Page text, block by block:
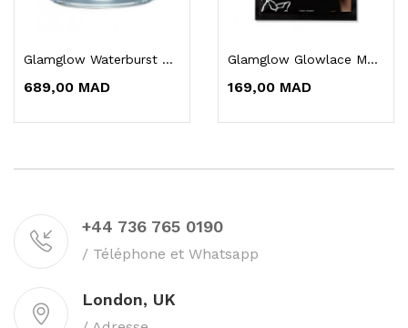
Glamglow Waterburst Soin Hydratant & Eclat 50 Ml
689,00 MAD
Glamglow Glowlace Masque Sheet Hydratant...
169,00 MAD
+44 736 765 0190
/ Téléphone et Whatsapp
London, UK